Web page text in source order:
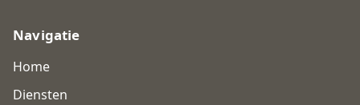
Navigatie
Home
Diensten